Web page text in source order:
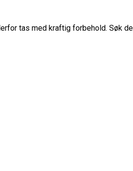
tas med kraftig forbehold. Søk